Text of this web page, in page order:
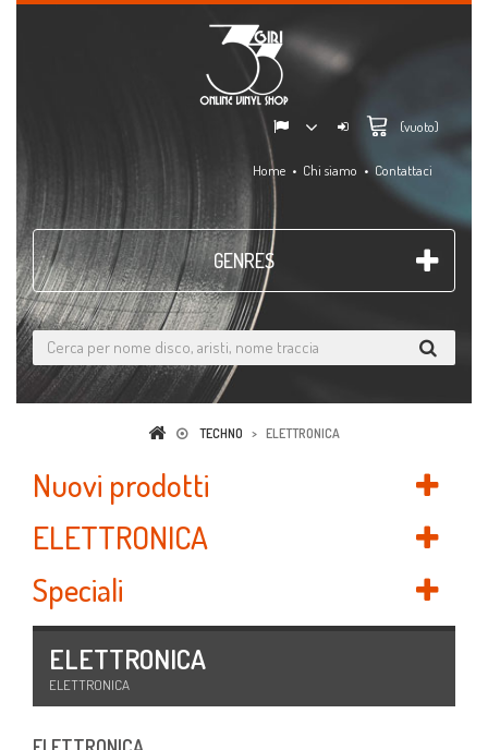
(vuoto)
Home Chi siamo Contattaci
GENRES
TECHNO > ELETTRONICA
Nuovi prodotti
ELETTRONICA
Speciali
ELETTRONICA
ELETTRONICA